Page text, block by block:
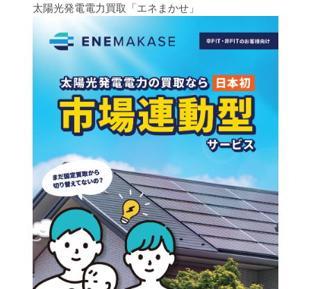
太陽光発電電力買取「エネまかせ」